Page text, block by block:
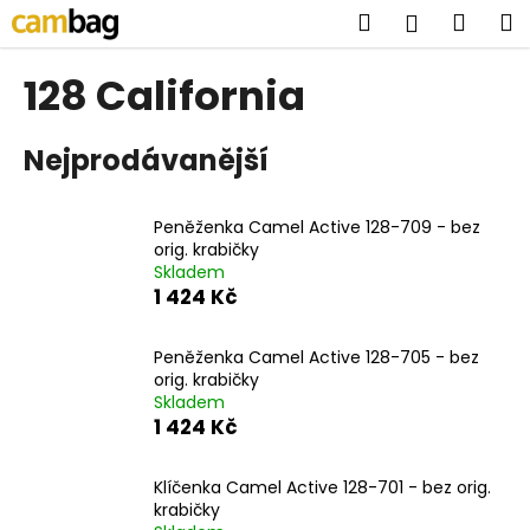
Přejít
na
obsah
Hledat
128 California
Nejprodávanější
Peněženka Camel Active 128-709 - bez
orig. krabičky
Skladem
1 424 Kč
Peněženka Camel Active 128-705 - bez
orig. krabičky
Skladem
1 424 Kč
Klíčenka Camel Active 128-701 - bez orig.
krabičky
K
o
o